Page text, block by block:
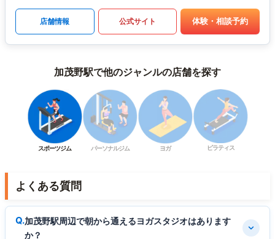
店舗情報 公式サイト 体験・相談予約
加茂野駅で他のジャンルの店舗を探す
スポーツジム パーソナルジム ヨガ ピラティス
よくある質問
加茂野駅周辺で朝から通えるヨガスタジオはあります
か？